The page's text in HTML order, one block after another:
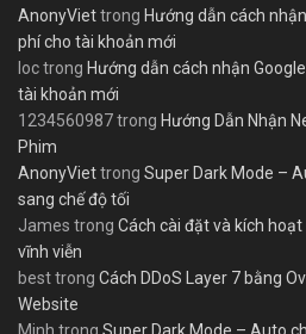
AnonyViettrong Hướng dẫn cách
phí cho tài khoản mới
loctrong Hướng dẫn cách nhận
tài khoản mới
1234560987trong Hướng Dẫn Nhận
Phim
AnonyViettrong Super Dark Mode –
sang chế độ tối
James trong Cách cài đặt và kích
vĩnh viễn
besttrong Cách DDoS Layer 7 bằng
Website
Minh trong Super Dark Mode – Auto